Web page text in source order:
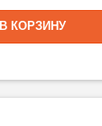
В КОРЗИНУ